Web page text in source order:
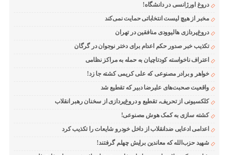
دروغ اورژانسی در دانشگاه!
مخبر از هیچ لیست انتخاباتی حمایت نمی‌کند
دروغ‌پردازی هالیوودی منافقین در تهران
تکذیب خبر صدور حکم اعدام برای دختر نوجوان در گرگان
اعتراف ناخواسته کودتاچیان به حمله به مراکز نظامی
خواهر و برادر مصنوعی که علی کریمی کشته جا زد!
واقعیت صحبت‌های علیرضا دبیر که تقطیع شد
کلکسیونی از تحریف، تقطیع و دروغ‌پردازی از سخنان رهبر انقلاب
کشته سازی به کمک هوش مصنوعی!
اعدامی ادعایی ضدانقلاب از داخل خودرو شایعات را تکذیب کرد
شهید حزب‌الله که معاندین برایش چهلم گرفتند!